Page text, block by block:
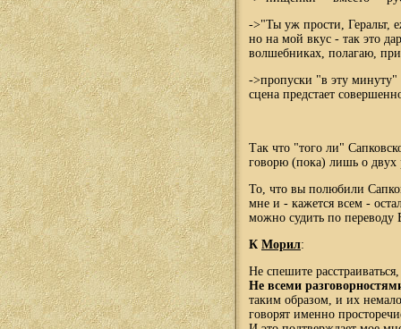
->"Ты уж прости, Геральт,
но на мой вкус - так это
волшебниках, полагаю,
->пропуски "в эту минуту"
сцена предстает
Так что "того ли"
говорю (пока) лишь о двух
То, что вы полюбили
мне и - кажется всем -
можно судить по
К Морил:
Не спешите
Не всеми
таким образом, и их
говорят именно